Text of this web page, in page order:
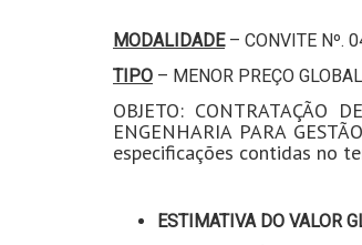
MODALIDADE– CONVITE Nº.
TIPO – MENOR PREÇO
OBJETO: CONTRATAÇÃO
ENGENHARIA PARA
especificações contidas no
ESTIMATIVA DO VALOR